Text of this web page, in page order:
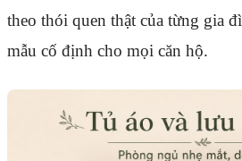
theo thói quen thật của từng gia
mẫu cố định cho mọi căn hộ.